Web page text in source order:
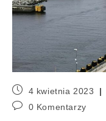
4 kwietnia 2023
0 Komentarzy